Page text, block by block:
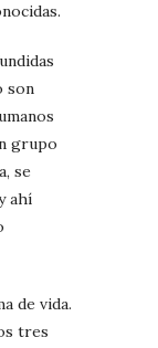
son
grupo
se
ahí
de vida.
tres